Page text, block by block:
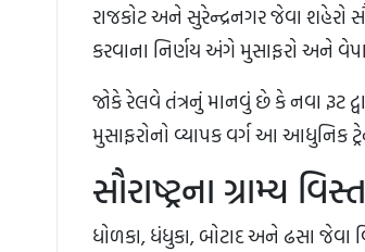
રાજકોટ અને સુરેન્દ્રનગર જેવા શહેરો
કરવાના નિર્ણય અંગે મુસાફરો અને
જોકે રેલવે તંત્રનું માનવું છે કે નવા રૂટ
મુસાફરોનો વ્યાપક વર્ગ આ આધુનિક
સૌરાષ્ટ્રના ગ્રામ્ય
ધોળકા, ધંધુકા, બોટાદ અને ઢસા જેવા